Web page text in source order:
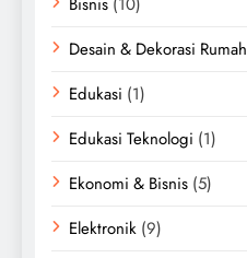
Desain & Dekorasi Rumah
Edukasi (1)
Edukasi Teknologi (1)
Ekonomi & Bisnis (5)
Elektronik (9)